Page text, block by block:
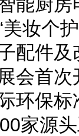
妆个
配件及
会首次
环保
家源